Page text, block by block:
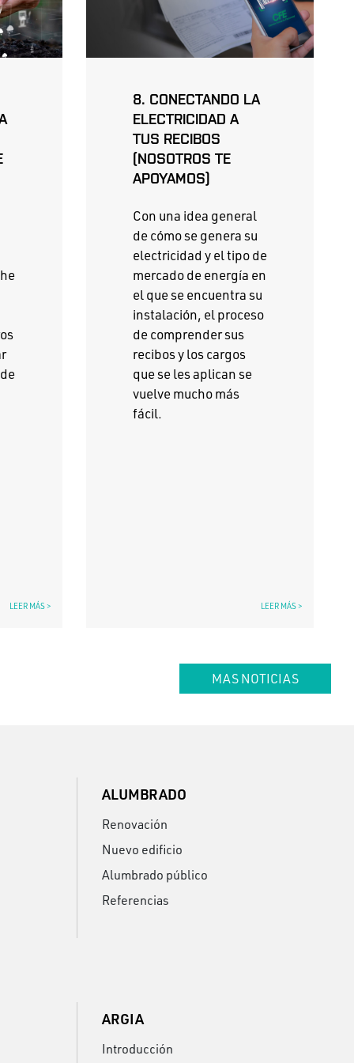
LEER MÁS >
8. CONECTANDO LA
ELECTRICIDAD A
TUS RECIBOS
(NOSOTROS TE
APOYAMOS)
Con una idea general
de cómo se genera su
electricidad y el tipo de
mercado de energía en
el que se encuentra su
instalación, el proceso
de comprender sus
recibos y los cargos
que se les aplican se
vuelve mucho más
fácil.
LEER MÁS >
MAS NOTICIAS
ALUMBRADO
Renovación
Nuevo edificio
Alumbrado público
Referencias
ARGIA
Introducción